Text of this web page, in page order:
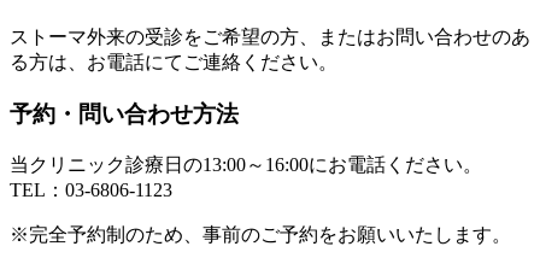
ストーマ外来の受診をご希望の方、またはお問い合わせのあ
る方は、お電話にてご連絡ください。
予約・問い合わせ方法
当クリニック診療日の13:00～16:00にお電話ください。
TEL： 03-6806-1123
※完全予約制のため、事前のご予約をお願いいたします。